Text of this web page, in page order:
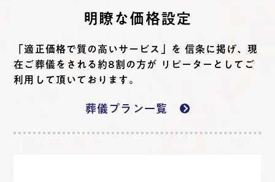
明瞭な価格設定
「適正価格で質の高いサービス」を 信条に掲げ、現
在ご葬儀をされる約8割の方が リピーターとしてご
利用して頂いております。
葬儀プラン一覧